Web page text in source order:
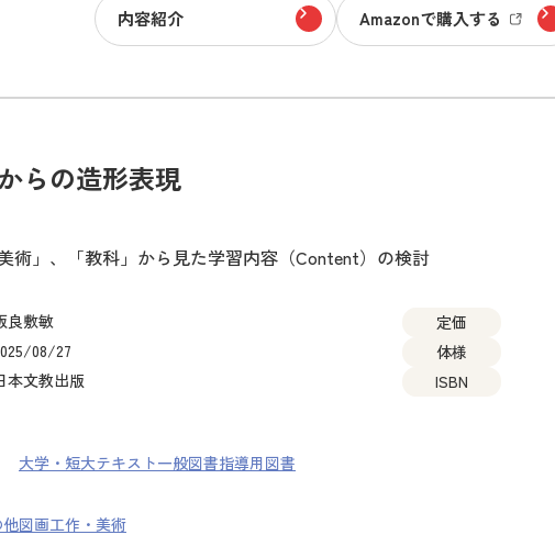
内容紹介 Amazonで購入する
らの造形表現
術」、「教科」から見た学習内容（Content）の検討
良敷敏 定価
08/27 体様
本文教出版 ISBN
大学・短大テキスト一般図書指導用図書
他図画工作・美術